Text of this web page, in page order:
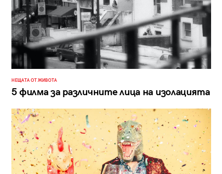
НЕЩАТА ОТ ЖИВОТА
5 филма за различните лица на изолацията